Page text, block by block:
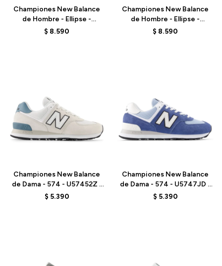
Championes New Balance
de Hombre - Ellipse -
MELPS78S - GREEN
$ 8.590
Championes New Balance
de Hombre - Ellipse -
MELPS79X - GREY
$ 8.590
Championes New Balance
de Dama - 574 - U57452Z -
GREY
$ 5.390
Championes New Balance
de Dama - 574 - U5747JD -
GREY
$ 5.390